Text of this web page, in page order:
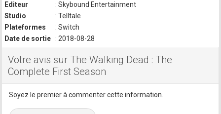
Editeur
: Skybound Entertainment
Studio
: Telltale
Plateformes
: Switch
Date de sortie
: 2018-08-28
Votre avis sur The Walking Dead : The
Complete First Season
Soyez le premier à commenter cette information.